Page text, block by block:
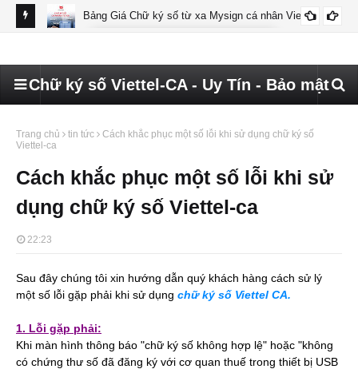
Bảng Giá Chữ ký số từ xa Mysign cá nhân Viettel
Chữ ký số Viettel-CA - Uy Tín - Bảo mật
Trang chủ tin tức
Cách khắc phục một số lỗi khi sử dụng chữ ký số
Viettel-ca
Cách khắc phục một số lỗi khi sử
dụng chữ ký số Viettel-ca
22:23
Sau đây chúng tôi xin hướng dẫn quý khách hàng cách sử lý
một số lỗi gặp phải khi sử dụng chữ ký số Viettel CA.
1. Lỗi gặp phải:
Khi màn hình thông báo "chữ ký số không hợp lệ" hoặc "không
có chứng thư số đã đăng ký với cơ quan thuế trong thiết bị USB